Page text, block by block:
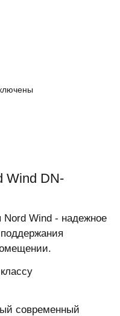
Wind DN-
Nord Wind - надежное
современный